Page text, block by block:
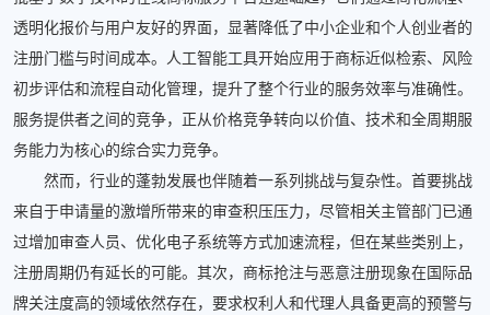
透明化报价与用户友好的界面，显著降低了中小企业和个人创业者的
注册门槛与时间成本。人工智能工具开始应用于商标近似检索、风险
初步评估和流程自动化管理，提升了整个行业的服务效率与准确性。
服务提供者之间的竞争，正从价格竞争转向以价值、技术和全周期服
务能力为核心的综合实力竞争。
然而，行业的蓬勃发展也伴随着一系列挑战与复杂性。首要挑战
来自于申请量的激增所带来的审查积压压力，尽管相关主管部门已通
过增加审查人员、优化电子系统等方式加速流程，但在某些类别上，
注册周期仍有延长的可能。其次，商标抢注与恶意注册现象在国际品
牌关注度高的领域依然存在，要求权利人和代理人具备更高的预警与